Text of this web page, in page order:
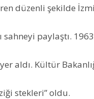
düzenli şekilde
paylaştı.
aldı. Kültür
stekleri” oldu.